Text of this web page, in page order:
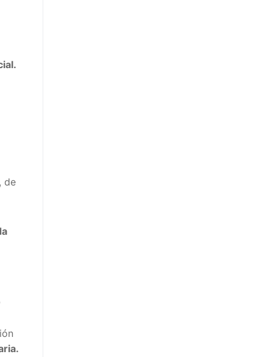
de